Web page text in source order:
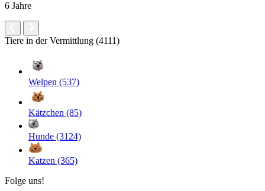
6 Jahre
Tiere in der Vermittlung (4111)
Welpen (537)
Kätzchen (85)
Hunde (3124)
Katzen (365)
Folge uns!